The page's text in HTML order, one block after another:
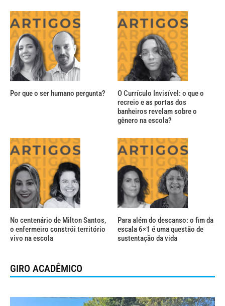
Por que o ser humano pergunta?
O Currículo Invisível: o que o
recreio e as portas dos
banheiros revelam sobre o
gênero na escola?
No centenário de Milton Santos,
o enfermeiro constrói território
vivo na escola
Para além do descanso: o fim da
escala 6×1 é uma questão de
sustentação da vida
GIRO ACADÊMICO